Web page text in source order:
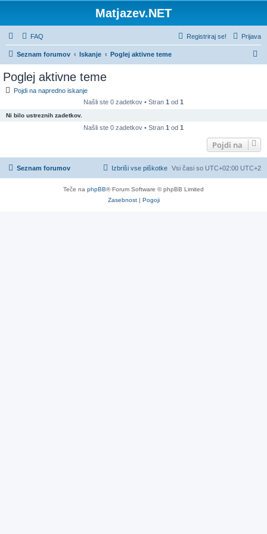
Matjazev.NET
FAQ Prijava
Registriraj se!
Seznam forumov Iskanje Poglej aktivne teme
e
Poglej aktivne teme
Pojdi na napredno iskanje
Našli ste 0 zadetkov • Stran 1 od 1
Ni bilo ustreznih zadetkov.
Našli ste 0 zadetkov • Stran 1 od 1
Pojdi na
Seznam forumov Vsi časi so UTC+02:00 UTC+2
Izbriši vse piškotke
Teče na phpBB® Forum Software © phpBB Limited
Zasebnost| Pogoji